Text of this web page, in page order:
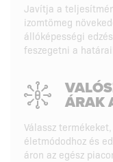
Javítja a
izomtömeg
állóképességi
feszegetni a
ÁRAK
Válassz
életmódodhoz és
áron az egész